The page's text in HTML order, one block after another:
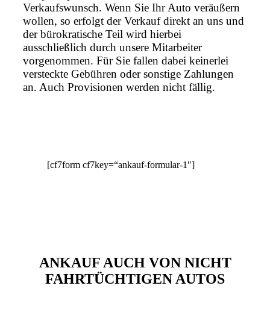
Verkaufswunsch. Wenn Sie Ihr Auto veräußern
wollen, so erfolgt der Verkauf direkt an uns und
der bürokratische Teil wird hierbei
ausschließlich durch unsere Mitarbeiter
vorgenommen. Für Sie fallen dabei keinerlei
versteckte Gebühren oder sonstige Zahlungen
an. Auch Provisionen werden nicht fällig.
[cf7form cf7key=“ankauf-formular-1″]
ANKAUF AUCH VON NICHT
FAHRTÜCHTIGEN AUTOS